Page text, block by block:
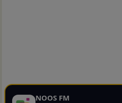
NOOS FM